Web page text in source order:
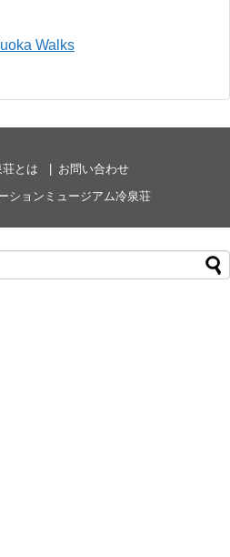
とは
お問い合わせ
ションミュージアム冷泉荘